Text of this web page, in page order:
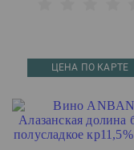
ЦЕНА ПО КАРТЕ